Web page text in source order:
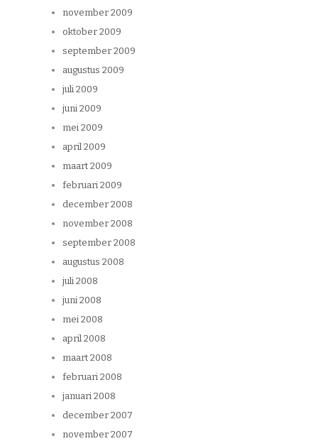
november 2009
oktober 2009
september 2009
augustus 2009
juli 2009
juni 2009
mei 2009
april 2009
maart 2009
februari 2009
december 2008
november 2008
september 2008
augustus 2008
juli 2008
juni 2008
mei 2008
april 2008
maart 2008
februari 2008
januari 2008
december 2007
november 2007